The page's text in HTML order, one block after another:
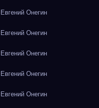
Онегин
Онегин
Онегин
Онегин
Онегин